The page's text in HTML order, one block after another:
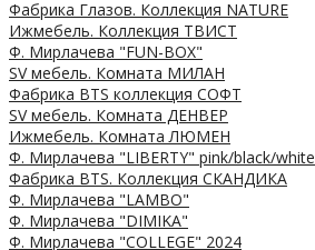
Фабрика Глазов. Коллекция NATURE
Ижмебель. Коллекция ТВИСТ
Ф. Мирлачева "FUN-BOX"
SV мебель. Комната МИЛАН
Фабрика BTS коллекция СОФТ
SV мебель. Комната ДЕНВЕР
Ижмебель. Комната ЛЮМЕН
Ф. Мирлачева "LIBERTY" pink/black/white
Фабрика BTS. Коллекция СКАНДИКА
Ф. Мирлачева "LAMBO"
Ф. Мирлачева "DIMIKA"
Ф. Мирлачева "COLLEGE" 2024